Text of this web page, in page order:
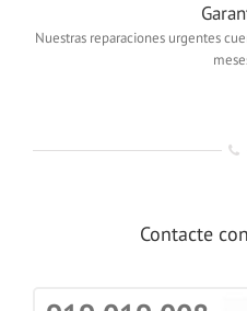
Nuestras reparaciones urgentes
Contacte